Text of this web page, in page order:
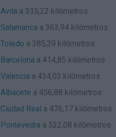
Avila a 335,22 kilómetros
Salamanca a 363,94 kilómetros
Toledo a 385,39 kilómetros
Barcelona a 414,85 kilómetros
Valencia a 434,03 kilómetros
Albacete a 456,88 kilómetros
Ciudad Real a 476,17 kilómetros
Pontevedra a 522,08 kilómetros